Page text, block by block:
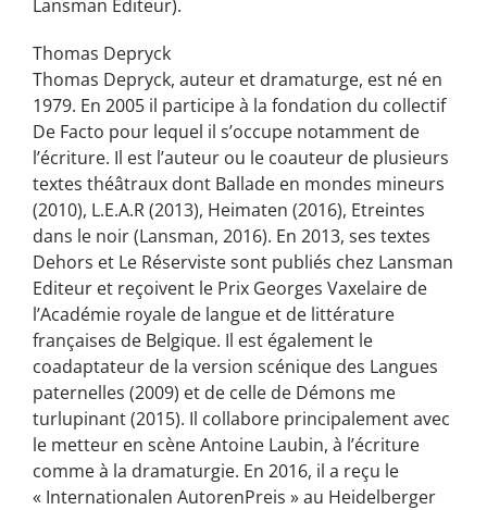
Lansman Editeur).
Thomas Depryck
Thomas Depryck, auteur et dramaturge, est né en
1979. En 2005 il participe à la fondation du collectif
De Facto pour lequel il s’occupe notamment de
l’écriture. Il est l’auteur ou le coauteur de plusieurs
textes théâtraux dont Ballade en mondes mineurs
(2010), L.E.A.R (2013), Heimaten (2016), Etreintes
dans le noir (Lansman, 2016). En 2013, ses textes
Dehors et Le Réserviste sont publiés chez Lansman
Editeur et reçoivent le Prix Georges Vaxelaire de
l’Académie royale de langue et de littérature
françaises de Belgique. Il est également le
coadaptateur de la version scénique des Langues
paternelles (2009) et de celle de Démons me
turlupinant (2015). Il collabore principalement avec
le metteur en scène Antoine Laubin, à l’écriture
comme à la dramaturgie. En 2016, il a reçu le
« Internationalen AutorenPreis » au Heidelberger